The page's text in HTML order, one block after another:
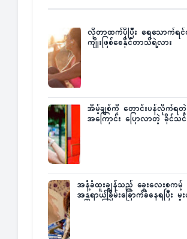
လိုတာထက်ပိုပြီး ရေသောက်ရ
ကျိုးဖြစ်စေနိုင်တာသိရဲ့လား
အိမ့်ချစ်ကို တောင်းပန်လိုက်ရတဲ့
အကြောင်း ပြောလာတဲ့ ခိုင်သ
အနံ့ခံထူးချွန်သည့် ခွေးလေးစက
အန္တရာယ်ခြိမ်းခြောက်ခံနေရပြီး မူ